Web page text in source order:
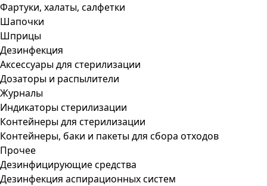
Фартуки, халаты, салфетки
Шапочки
Шприцы
Дезинфекция
Аксессуары для стерилизации
Дозаторы и распылители
Журналы
Индикаторы стерилизации
Контейнеры для стерилизации
Контейнеры, баки и пакеты для сбора отходов
Прочее
Дезинфицирующие средства
Дезинфекция аспирационных систем